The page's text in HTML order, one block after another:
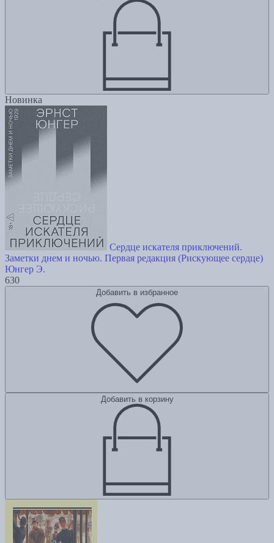
Новинка
Сердце искателя приключений.
Заметки днем и ночью. Первая редакция (Рискующее сердце)
Юнгер Э.
630
Добавить в избранное
Добавить в корзину